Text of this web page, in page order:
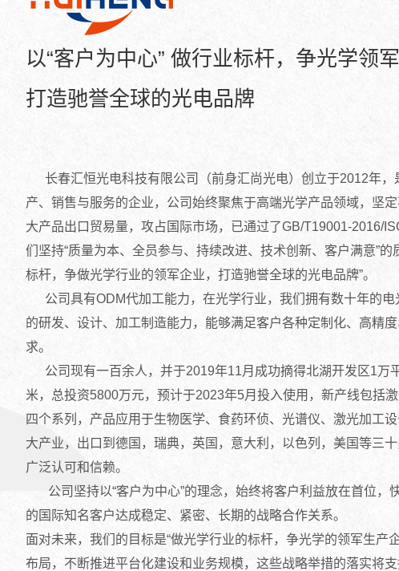
以“客户为中心” 做行业标杆，争光学领
打造驰誉全球的光电品牌
长春汇恒光电科技有限公司（前身汇尚光电）创立于2012年，
产、销售与服务的企业，公司始终聚焦于高端光学产品领域，坚
大产品出口贸易量，攻占国际市场，已通过了GB/T19001-2016/
们坚持“质量为本、全员参与、持续改进、技术创新、客户满意”
标杆，争做光学行业的领军企业，打造驰誉全球的光电品牌”。
公司具有ODM代加工能力，在光学行业，我们拥有数十年的电
的研发、设计、加工制造能力，能够满足客户各种定制化、高精
求。
公司现有一百余人，并于2019年11月成功摘得北湖开发区1万
米，总投资5800万元，预计于2023年5月投入使用，新产线包括
四个系列，产品应用于生物医学、食药环侦、光谱仪、激光加工
大产业，出口到德国，瑞典，英国，意大利，以色列，美国等三
广泛认可和信赖。
公司坚持以“客户为中心”的理念，始终将客户利益放在首位，
的国际知名客户达成稳定、紧密、长期的战略合作关系。
面对未来，我们的目标是“做光学行业的标杆，争光学的领军生产
布局，不断推进平台化建设和业务规模，这些战略举措的落实将